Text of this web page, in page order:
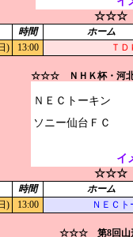
☆☆☆
時間
ホーム
) 13:00 Ｔ
☆☆☆ ＮＨＫ杯・河
ＮＥＣトーキン
イ
☆☆☆
時間
ホーム
) 13:00 ＮＥＣト
☆☆☆ 第8回山